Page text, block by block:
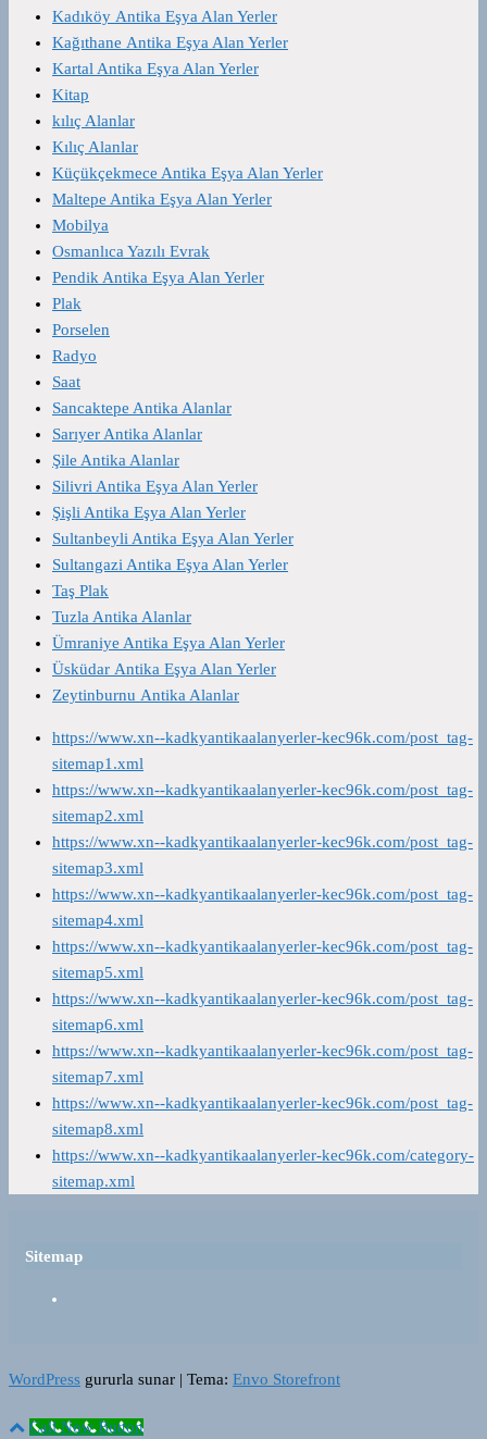
Kadıköy Antika Eşya Alan Yerler
Kağıthane Antika Eşya Alan Yerler
Kartal Antika Eşya Alan Yerler
Kitap
kılıç Alanlar
Kılıç Alanlar
Küçükçekmece Antika Eşya Alan Yerler
Maltepe Antika Eşya Alan Yerler
Mobilya
Osmanlıca Yazılı Evrak
Pendik Antika Eşya Alan Yerler
Plak
Porselen
Radyo
Saat
Sancaktepe Antika Alanlar
Sarıyer Antika Alanlar
Şile Antika Alanlar
Silivri Antika Eşya Alan Yerler
Şişli Antika Eşya Alan Yerler
Sultanbeyli Antika Eşya Alan Yerler
Sultangazi Antika Eşya Alan Yerler
Taş Plak
Tuzla Antika Alanlar
Ümraniye Antika Eşya Alan Yerler
Üsküdar Antika Eşya Alan Yerler
Zeytinburnu Antika Alanlar
https://www.xn--kadkyantikaalanyerler-kec96k.com/post_tag-
sitemap1.xml
https://www.xn--kadkyantikaalanyerler-kec96k.com/post_tag-
sitemap2.xml
https://www.xn--kadkyantikaalanyerler-kec96k.com/post_tag-
sitemap3.xml
https://www.xn--kadkyantikaalanyerler-kec96k.com/post_tag-
sitemap4.xml
https://www.xn--kadkyantikaalanyerler-kec96k.com/post_tag-
sitemap5.xml
https://www.xn--kadkyantikaalanyerler-kec96k.com/post_tag-
sitemap6.xml
https://www.xn--kadkyantikaalanyerler-kec96k.com/post_tag-
sitemap7.xml
https://www.xn--kadkyantikaalanyerler-kec96k.com/post_tag-
sitemap8.xml
https://www.xn--kadkyantikaalanyerler-kec96k.com/category-
sitemap.xml
Sitemap
WordPress gururla sunar | Tema: Envo Storefront
Call Now Button